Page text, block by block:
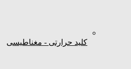
کلید حرارتی - مغناطیسی